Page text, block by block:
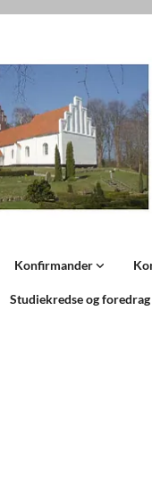
Konfirmander
Studiekredse og foredrag